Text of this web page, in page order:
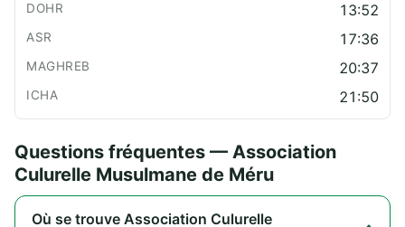
13:52
17:36
20:37
21:50
Questions fréquentes — Association
Culurelle Musulmane de Méru
Où se trouve Association Culurelle